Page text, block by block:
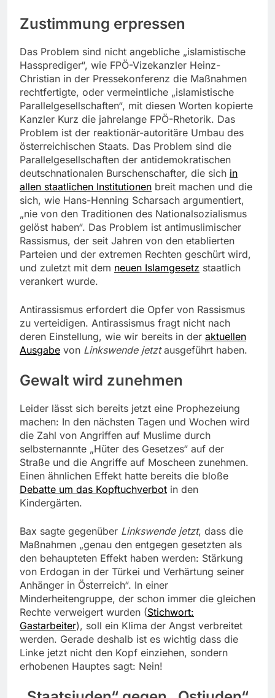
Zustimmung erpressen
Das Problem sind nicht angebliche „islamistische
Hassprediger“, wie FPÖ-Vizekanzler Heinz-
Christian in der Pressekonferenz die Maßnahmen
rechtfertigte, oder vermeintliche „islamistische
Parallelgesellschaften“, mit diesen Worten kopierte
Kanzler Kurz die jahrelange FPÖ-Rhetorik. Das
Problem ist der reaktionär-autoritäre Umbau des
österreichischen Staats. Das Problem sind die
Parallelgesellschaften der antidemokratischen
deutschnationalen Burschenschafter, die sich in
allen staatlichen Institutionen breit machen und die
sich, wie Hans-Henning Scharsach argumentiert,
„nie von den Traditionen des Nationalsozialismus
gelöst haben“. Das Problem ist antimuslimischer
Rassismus, der seit Jahren von den etablierten
Parteien und der extremen Rechten geschürt wird,
und zuletzt mit dem neuen Islamgesetz staatlich
verankert wurde.
Antirassismus erfordert die Opfer von Rassismus
zu verteidigen. Antirassismus fragt nicht nach
deren Einstellung, wie wir bereits in der aktuellen
Ausgabe von Linkswende jetztausgeführt haben.
Gewalt wird zunehmen
Leider lässt sich bereits jetzt eine Prophezeiung
machen: In den nächsten Tagen und Wochen wird
die Zahl von Angriffen auf Muslime durch
selbsternannte „Hüter des Gesetzes“ auf der
Straße und die Angriffe auf Moscheen zunehmen.
Einen ähnlichen Effekt hatte bereits die bloße
Debatte um das Kopftuchverbot in den
Kindergärten.
Bax sagte gegenüber Linkswende jetzt, dass die
Maßnahmen „genau den entgegen gesetzten als
den behaupteten Effekt haben werden: Stärkung
von Erdogan in der Türkei und Verhärtung seiner
Anhänger in Österreich“. In einer
Minderheitengruppe, der schon immer die gleichen
Rechte verweigert wurden (Stichwort:
Gastarbeiter), soll ein Klima der Angst verbreitet
werden. Gerade deshalb ist es wichtig dass die
Linke jetzt nicht den Kopf einziehen, sondern
erhobenen Hauptes sagt: Nein!